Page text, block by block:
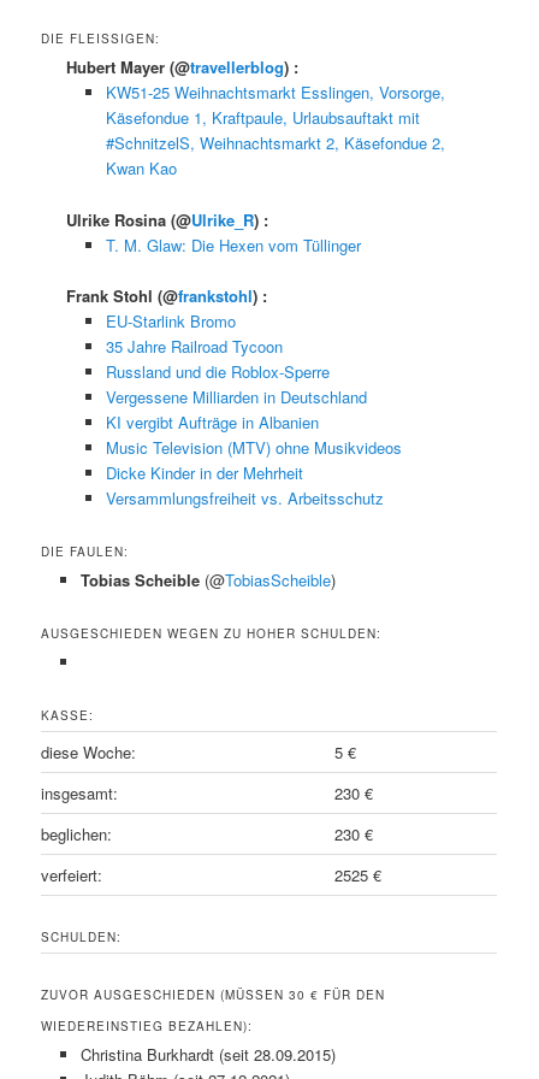
DIE FLEISSIGEN:
Hubert Mayer(@travellerblog) :
KW51-25 Weihnachtsmarkt Esslingen, Vorsorge,
Käsefondue 1, Kraftpaule, Urlaubsauftakt mit
#SchnitzelS, Weihnachtsmarkt 2, Käsefondue 2,
Kwan Kao
Ulrike Rosina(@Ulrike_R) :
T. M. Glaw: Die Hexen vom Tüllinger
Frank Stohl(@frankstohl) :
EU-Starlink Bromo
35 Jahre Railroad Tycoon
Russland und die Roblox-Sperre
Vergessene Milliarden in Deutschland
KI vergibt Aufträge in Albanien
Music Television (MTV) ohne Musikvideos
Dicke Kinder in der Mehrheit
Versammlungsfreiheit vs. Arbeitsschutz
DIE FAULEN:
Tobias Scheible (@TobiasScheible)
AUSGESCHIEDEN WEGEN ZU HOHER SCHULDEN:
KASSE:
diese Woche:
5 €
insgesamt:
230 €
beglichen:
230 €
verfeiert:
2525 €
SCHULDEN:
ZUVOR AUSGESCHIEDEN (MÜSSEN 30 € FÜR DEN
WIEDEREINSTIEG BEZAHLEN):
Christina Burkhardt (seit 28.09.2015)